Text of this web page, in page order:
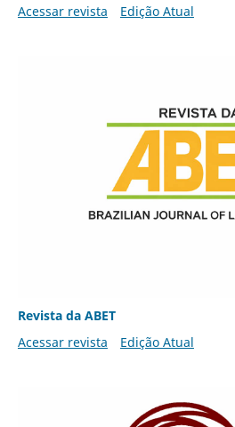
Acessar revista Edição Atual
Revista da ABET
Acessar revista
Edição Atual